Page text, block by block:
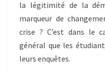
la légitimité de la
marqueur de
crise ? C’est dans le
général que les
leurs enquêtes.